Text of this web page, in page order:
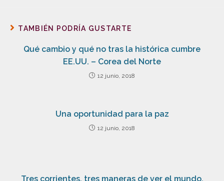
TAMBIÉN PODRÍA GUSTARTE
Qué cambio y qué no tras la histórica cumbre
EE.UU. – Corea del Norte
12 junio, 2018
Una oportunidad para la paz
12 junio, 2018
Tres corrientes, tres maneras de ver el mundo,